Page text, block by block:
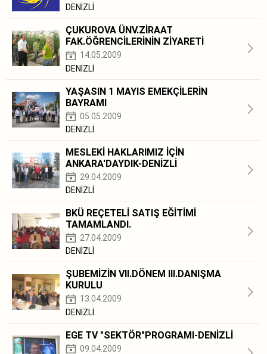
DENİZLİ
ÇUKUROVA ÜNV.ZİRAAT
FAK.ÖĞRENCİLERİNİN ZİYARETİ
14.05.2009
DENİZLİ
YAŞASIN 1 MAYIS EMEKÇİLERİN
BAYRAMI
05.05.2009
DENİZLİ
MESLEKİ HAKLARIMIZ İÇİN
ANKARA'DAYDIK-DENİZLİ
29.04.2009
DENİZLİ
BKÜ REÇETELİ SATIŞ EĞİTİMİ
TAMAMLANDI.
27.04.2009
DENİZLİ
ŞUBEMİZİN VII.DÖNEM III.DANIŞMA
KURULU
13.04.2009
DENİZLİ
EGE TV "SEKTÖR"PROGRAMI-DENİZLİ
09.04.2009